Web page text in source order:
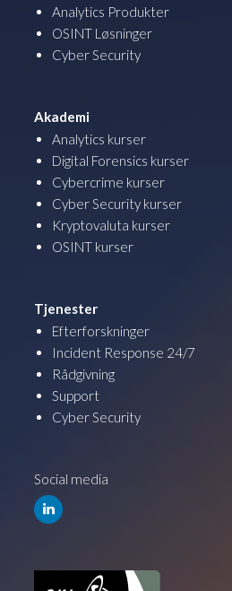
Analytics Produkter
OSINT Løsninger
Cyber Security
Akademi
Analytics kurser
Digital Forensics kurser
Cybercrime kurser
Cyber Security kurser
Kryptovaluta kurser
OSINT kurser
Tjenester
Efterforskninger
Incident Response 24/7
Rådgivning
Support
Cyber Security
Social media